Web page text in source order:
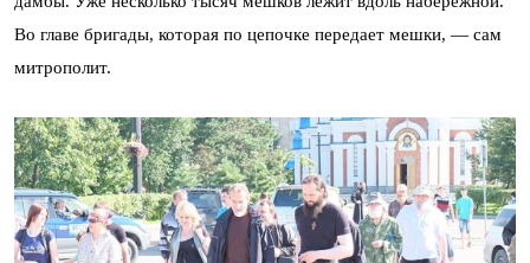
Во главе бригады, которая по цепочке передает мешки, — сам
митрополит.